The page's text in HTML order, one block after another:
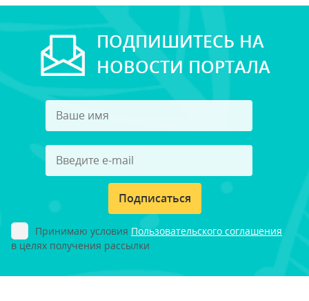
ПОДПИШИТЕСЬ НА
НОВОСТИ ПОРТАЛА
Подписаться
Принимаю условия Пользовательского соглашения
в целях получения рассылки